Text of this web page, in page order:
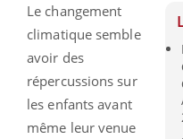
Le changement
climatique semble
avoir des
répercussions sur
les enfants avant
même leur venue